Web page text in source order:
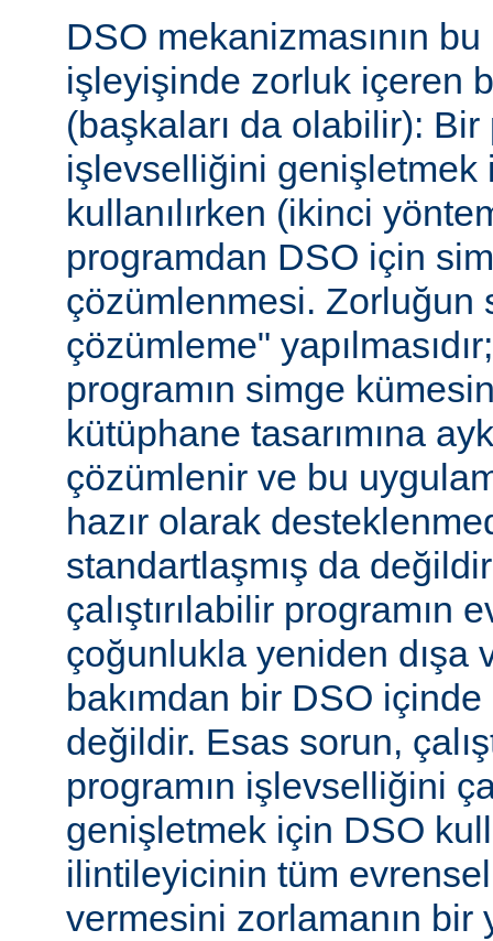
DSO mekanizmasının
işleyişinde zorluk içeren
(başkaları da olabilir): Bir
işlevselliğini genişletmek
kullanılırken (ikinci
programdan DSO için
çözümlenmesi. Zorluğun
çözümleme"
programın simge
kütüphane tasarımına
çözümlenir ve bu
hazır olarak
standartlaşmış da
çalıştırılabilir programın
çoğunlukla yeniden dışa
bakımdan bir DSO
değildir. Esas sorun,
programın işlevselliğini
genişletmek için DSO
ilintileyicinin tüm
vermesini zorlamanın bir